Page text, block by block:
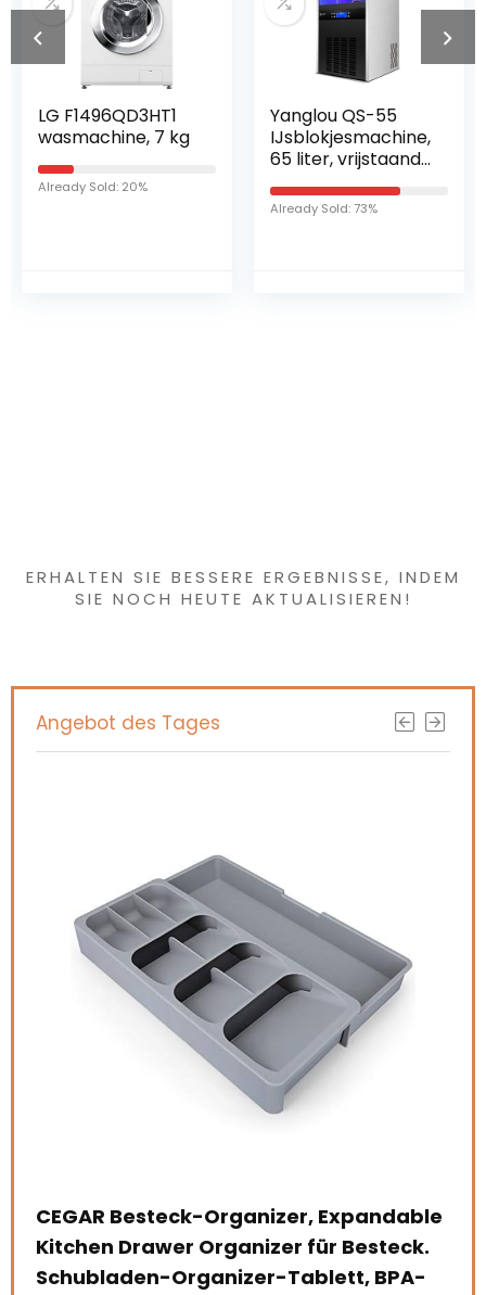
LG F1496QD3HT1
wasmachine, 7 kg
Already Sold: 20%
Yanglou QS-55
IJsblokjesmachine,
65 liter, vrijstaande
commerciële
ijsmachine,
ingebouwde
Already Sold: 73%
ERHALTEN SIE BESSERE ERGEBNISSE, INDEM
SIE NOCH HEUTE AKTUALISIEREN!
Angebot des Tages
CEGAR Besteck-Organizer, Expandable
Kitchen Drawer Organizer für Besteck.
Schubladen-Organizer-Tablett, BPA-